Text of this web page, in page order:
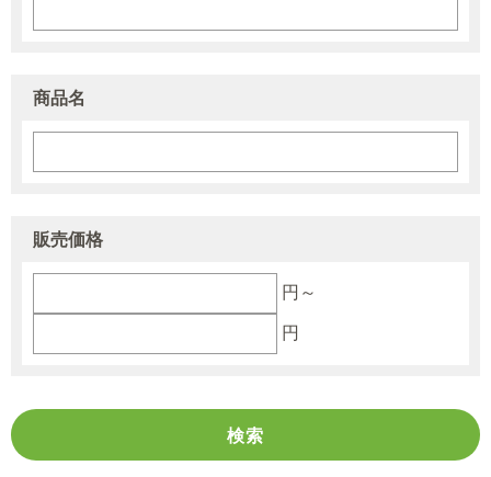
商品名
販売価格
円～
円